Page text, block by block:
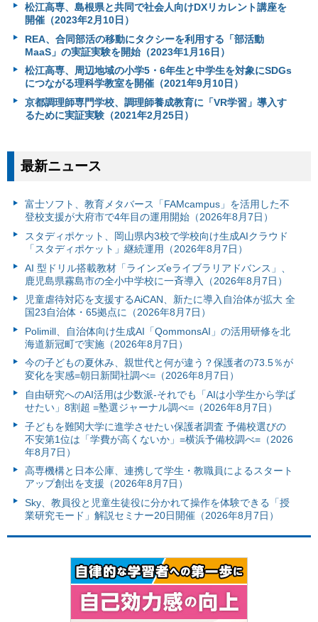
松江高専、島根県と共同で社会人向けDXリカレント講座を
開催（2023年2月10日）
REA、合同部活の移動にタクシーを利用する「部活動
MaaS」の実証実験を開始（2023年1月16日）
松江高専、周辺地域の小学5・6年生と中学生を対象にSDGs
につながる理科学教室を開催（2021年9月10日）
京都調理師専門学校、調理師養成教育に「VR学習」導入す
るために実証実験（2021年2月25日）
最新ニュース
富⼠ソフト、教育メタバース「FAMcampus」を活用した不
登校支援が大府市で4年目の運用開始（2026年8月7日）
スタディポケット、岡山県内3校で学校向け生成AIクラウド
「スタディポケット」継続運用（2026年8月7日）
AI 型ドリル搭載教材「ラインズeライブラリアドバンス」、
鹿児島県霧島市の全小中学校に一斉導入（2026年8月7日）
児童虐待対応を支援するAiCAN、新たに導入自治体が拡大 全
国23自治体・65拠点に（2026年8月7日）
Polimill、自治体向け生成AI「QommonsAI」の活用研修を北
海道新冠町で実施（2026年8月7日）
今の子どもの夏休み、親世代と何が違う？保護者の73.5％が
変化を実感=朝日新聞社調べ=（2026年8月7日）
自由研究へのAI活用は少数派-それでも「AIは小学生から学ば
せたい」8割超 =塾選ジャーナル調べ=（2026年8月7日）
子どもを難関大学に進学させたい保護者調査 予備校選びの
不安第1位は「学費が高くないか」=横浜予備校調べ=（2026
年8月7日）
高専機構と日本公庫、連携して学生・教職員によるスタート
アップ創出を支援（2026年8月7日）
Sky、教員役と児童生徒役に分かれて操作を体験できる「授
業研究モード」解説セミナー20日開催（2026年8月7日）